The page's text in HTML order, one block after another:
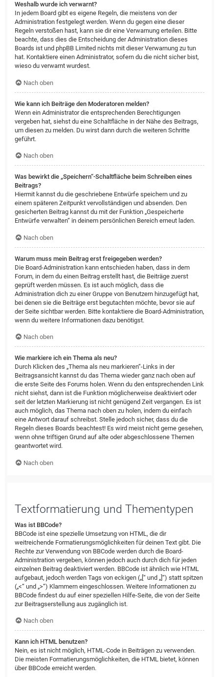
Weshalb wurde ich verwarnt?
In jedem Board gibt es eigene Regeln, die meistens von der
Administration festgelegt werden. Wenn du gegen eine dieser
Regeln verstoßen hast, kann sie dir eine Verwarnung erteilen. Bitte
beachte, dass dies die Entscheidung der Administration dieses
Boards ist und phpBB Limited nichts mit dieser Verwarnung zu tun
hat. Kontaktiere einen Administrator, sofern du die nicht sicher bist,
wieso du verwarnt wurdest.
Nach oben
Wie kann ich Beiträge den Moderatoren melden?
Wenn ein Administrator die entsprechenden Berechtigungen
vergeben hat, siehst du eine Schaltfläche in der Nähe des Beitrags,
um diesen zu melden. Du wirst dann durch die weiteren Schritte
geführt.
Nach oben
Was bewirkt die „Speichern“-Schaltfläche beim Schreiben eines
Beitrags?
Hiermit kannst du die geschriebene Entwürfe speichern und zu
einem späteren Zeitpunkt vervollständigen und absenden. Den
gesicherten Beitrag kannst du mit der Funktion „Gespeicherte
Entwürfe verwalten“ in deinem persönlichen Bereich erneut laden.
Nach oben
Warum muss mein Beitrag erst freigegeben werden?
Die Board-Administration kann entschieden haben, dass in dem
Forum, in dem du einen Beitrag erstellt hast, die Beiträge zuerst
geprüft werden müssen. Es ist auch möglich, dass die
Administration dich zu einer Gruppe von Benutzern hinzugefügt hat,
bei denen sie die Beiträge erst begutachten möchte, bevor sie auf
der Seite sichtbar werden. Bitte kontaktiere die Board-Administration,
wenn du weitere Informationen dazu benötigst.
Nach oben
Wie markiere ich ein Thema als neu?
Durch Klicken des „Thema als neu markieren“-Links in der
Beitragsansicht kannst du das Thema wieder ganz nach oben auf
die erste Seite des Forums holen. Wenn du den entsprechenden Link
nicht siehst, dann ist die Funktion möglicherweise deaktiviert oder
seit der letzten Markierung ist nicht genügend Zeit vergangen. Es ist
auch möglich, das Thema nach oben zu holen, indem du einfach
eine Antwort darauf schreibst. Stelle jedoch sicher, dass du die
Regeln dieses Boards beachtest! Es wird meist nicht gerne gesehen,
wenn ohne triftigen Grund auf alte oder abgeschlossene Themen
geantwortet wird.
Nach oben
Textformatierung und Thementypen
Was ist BBCode?
BBCode ist eine spezielle Umsetzung von HTML, die dir
weitreichende Formatierungsmöglichkeiten für deinen Text gibt. Die
Rechte zur Verwendung von BBCode werden durch die Board-
Administration vergeben, können jedoch auch durch dich für jeden
einzelnen Beitrag deaktiviert werden. BBCode ist ähnlich wie HTML
aufgebaut, jedoch werden Tags von eckigen („[“ und „]“) statt spitzen
(„<“ und „>“) Klammern eingeschlossen. Weitere Informationen zu
BBCode findest du auf einer speziellen Hilfe-Seite, die von der Seite
zur Beitragserstellung aus zugänglich ist.
Nach oben
Kann ich HTML benutzen?
Nein, es ist nicht möglich, HTML-Code in Beiträgen zu verwenden.
Die meisten Formatierungsmöglichkeiten, die HTML bietet, können
über BBCode erreicht werden.